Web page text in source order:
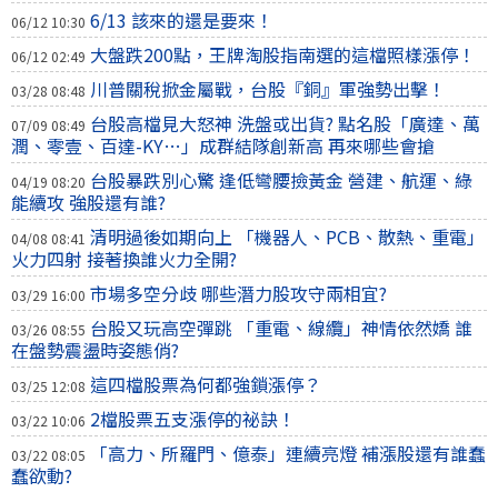
06/12 10:30 6/13 該來的還是要來！
06/12 02:49 大盤跌200點，王牌淘股指南選的這檔照樣漲停！
03/28 08:48 川普關稅掀金屬戰，台股『銅』軍強勢出擊！
07/09 08:49 台股高檔見大怒神 洗盤或出貨? 點名股「廣達、萬
潤、零壹、百達-KY…」成群結隊創新高 再來哪些會搶
04/19 08:20 台股暴跌別心驚 逢低彎腰撿黃金 營建、航運、綠
能續攻 強股還有誰?
04/08 08:41 清明過後如期向上 「機器人、PCB、散熱、重電」
火力四射 接著換誰火力全開?
03/29 16:00 市場多空分歧 哪些潛力股攻守兩相宜?
03/26 08:55 台股又玩高空彈跳 「重電、線纜」神情依然嬌 誰
在盤勢震盪時姿態俏?
03/25 12:08 這四檔股票為何都強鎖漲停？
03/22 10:06 2檔股票五支漲停的祕訣！
03/22 08:05
「高力、所羅門、億泰」連續亮燈 補漲股還有誰蠢
蠢欲動?